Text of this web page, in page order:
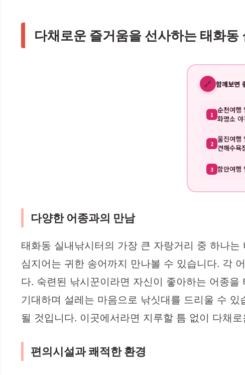
다채로운 즐거움을 선사하는 태화동
🔗 함께보면
1 순천여행
화명소 야
2 울진여행
견해수욕
3 함안여행
다양한 어종과의 만남
태화동 실내낚시터의 가장 큰 자랑거리 중 하나
심지어는 귀한 송어까지 만나볼 수 있습니다. 각
다. 숙련된 낚시꾼이라면 자신이 좋아하는 어종
기대하며 설레는 마음으로 낚싯대를 드리울 수
될 것입니다. 이곳에서라면 지루할 틈 없이 다채
편의시설과 쾌적한 환경